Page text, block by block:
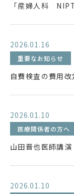
「産婦人科
2026.01.16
重要なお知らせ
自費検査の費用
2026.01.10
医療関係者の方へ
山田晋也医師講
2026.01.10